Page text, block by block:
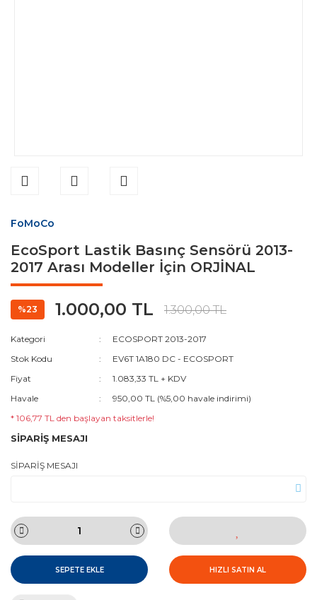
FoMoCo
EcoSport Lastik Basınç Sensörü 2013-
2017 Arası Modeller İçin ORJİNAL
%23 1.000,00 TL 1.300,00 TL
Kategori
ECOSPORT 2013-2017
Stok Kodu
EV6T 1A180 DC - ECOSPORT
Fiyat
1.083,33 TL + KDV
Havale
950,00 TL (%5,00 havale indirimi)
* 106,77 TL den başlayan taksitlerle!
SİPARİŞ MESAJI
SİPARİŞ MESAJI
SEPETE EKLE HIZLI SATIN AL